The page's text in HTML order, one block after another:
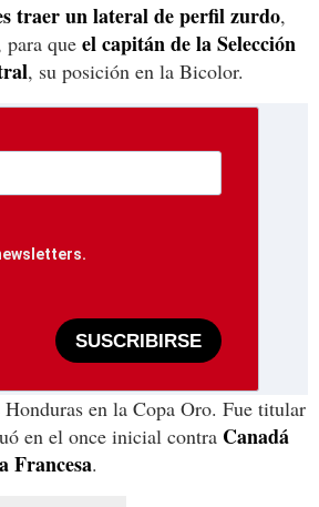
traer un lateral de perfil zurdo,
que el capitán de la Selección
, su posición en la Bicolor.
SUSCRIBIRSE
en la Copa Oro. Fue titular
en el once inicial contra Canadá
Francesa.